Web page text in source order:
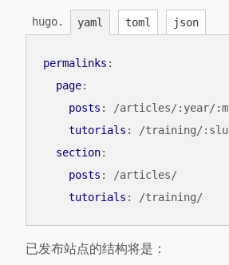
hugo. yaml toml json
permalinks :
page:
posts :
/articles/:year/
tutorials :
/training/
section:
posts :
/articles/
tutorials : /training/
已发布站点的结构将是：